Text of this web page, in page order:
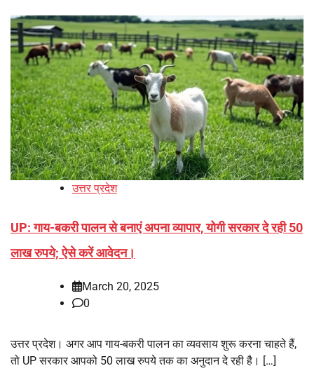
उत्तर प्रदेश
UP: गाय-बकरी पालन से बनाएं अपना व्यापार, योगी सरकार दे रही 50
लाख रुपये; ऐसे करें आवेदन।
March 20, 2025
0
उत्तर प्रदेश। अगर आप गाय-बकरी पालन का व्यवसाय शुरू करना चाहते हैं,
तो UP सरकार आपको 50 लाख रुपये तक का अनुदान दे रही है। […]